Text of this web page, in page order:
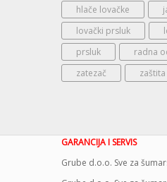
hlače lovačke
lovački prsluk
prsluk
radna
zatezač
GARANCIJA I SERVIS
Grube d.o.o. Sve za